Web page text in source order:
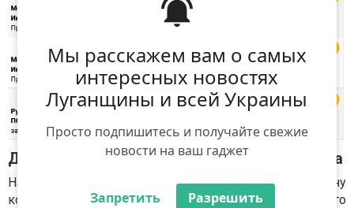
Мы расскажем вам о самых
интересных новостях
Луганщины и всей Украины
Просто подпишитесь и получайте свежие
новости на ваш гаджет
Запретить Разрешить
Диверсификация – залог выживания байера
Настоящий профи никогда не складывает яйца в одну
корзину. Пока ваш fb арбитраж штормит от очередного